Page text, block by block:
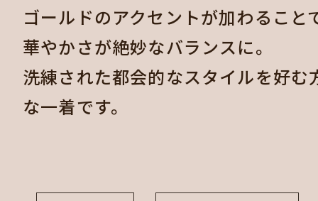
ゴールドのアクセントが加わること
華やかさが絶妙なバランスに。
洗練された都会的なスタイルを好む
な一着です。